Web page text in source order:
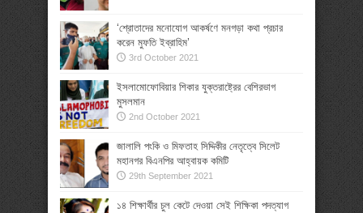
‘শ্রোতাদের মনোযোগ আকর্ষণে মনগড়া কথা প্রচার
করেন মুফতি ইব্রাহিম’
3rd October 2021
ইসলামোফোবিয়ার শিকার যুক্তরাষ্ট্রের বেশিরভাগ
মুসলমান
2nd October 2021
জালালি পংকি ও মিফতাহ সিদ্দিকীর নেতৃত্বে সিলেট
মহানগর বিএনপির আহ্বায়ক কমিটি
29th September 2021
১৪ শিক্ষার্থীর চুল কেটে দেওয়া সেই শিক্ষিকা পদত্যাগ